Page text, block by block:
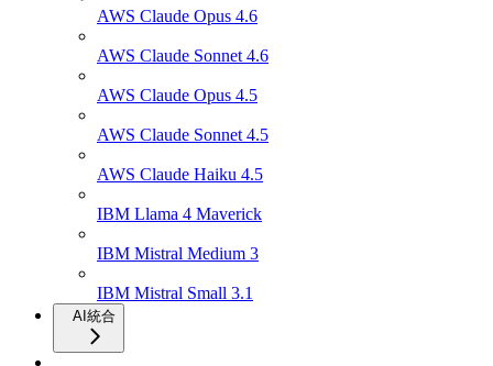
AWS Claude Opus 4.6
AWS Claude Sonnet 4.6
AWS Claude Opus 4.5
AWS Claude Sonnet 4.5
AWS Claude Haiku 4.5
IBM Llama 4 Maverick
IBM Mistral Medium 3
IBM Mistral Small 3.1
AI統合